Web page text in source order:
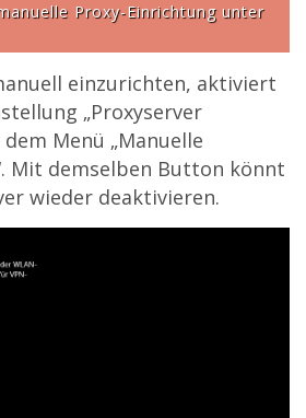
Proxy-Einrichtung unter
einzurichten, aktiviert
„Proxyserver
Menü „Manuelle
Mit demselben Button könnt
wieder deaktivieren.